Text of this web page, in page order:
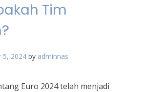
Tim
5, 2024 by adminnas
Euro 2024 telah menjadi